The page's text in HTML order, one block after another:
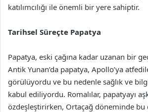
katılımcılığı ile önemli bir yere sahiptir.
Tarihsel Süreçte Papatya
Papatya, eski çağına kadar uzanan bir
Antik Yunan’da papatya, Apollo’ya
görülüyordu ve bu nedenle sağlık ve
kabul ediliyordu. Romalılar, papatyayı
özdeşleştirirken, Ortaçağ döneminde bu